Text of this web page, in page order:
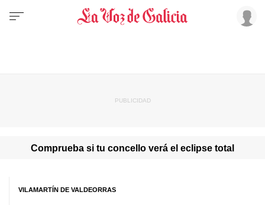
Comprueba si tu concello verá el eclipse total
VILAMARTÍN DE VALDEORRAS